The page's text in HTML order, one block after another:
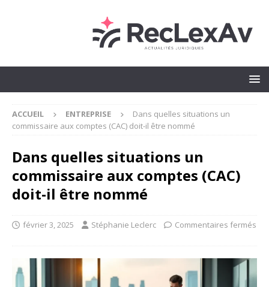
ACCUEIL ENTREPRISE
Dans quelles situations un
commissaire aux comptes (CAC) doit-il être nommé
Dans quelles situations un
commissaire aux comptes (CAC)
doit-il être nommé
février 3, 2025 Stéphanie Leclerc Commentaires fermés